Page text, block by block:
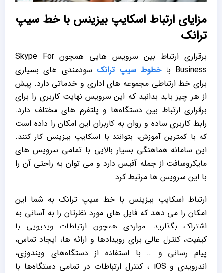
مزایای ارتباط اسکایپ بیزینس با خط سیپ
ترانک
برقراری ارتباط بین سرویس هایی همچون Skype For
Business با
خطوط سیپ ترانک سودمندی های بسیاری
برای خط ارتباطی مجموعه های اداری و خدماتی دارد. پیش
از هر چیز باید بدانید که این سرویس نهایت کاربری را برای
برقراری ارتباط بین دستگاه‌ها و پلتفرم ‌های مختلف دارد.
رابط کاربری ساده و روان به کاربران این امکان را داده است
که با کمترین آموزش، بتوانند با اسکایپ بیزینس کار کنند.
این سامانه هماهنگی بسیار بالایی با تمامی سرویس ‌های
مایکروسافت از جمله آفیس دارد و می توان به راحتی آن را
با این سرویس ها مرتبط کرد.
ارتباط اسکایپ بیزینس با خط سیپ ترانک به شما این
امکان را می دهد که فایل های مورد نظرتان را به آسانی به
اشتراک بگذارید. مواردی همچون ارتباطات ویدیویی با
کیفیت، کنترل عالی برای رویدادها و ارائه ‌ها، ایجاد تماس،
پیام ‌رسانی و … با استفاده از دستگاه‌های ویندوزی،
اندرویدی و iOS ، کنترل ارتباطات در تمامی دستگاه‌ها با